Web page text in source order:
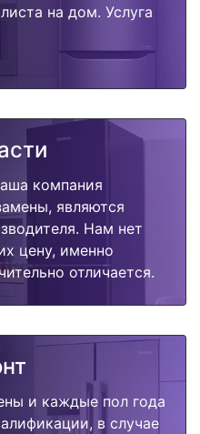
на дом. Услуга
компания
являются
Нам нет
цену, именно
отличается.
и каждые пол года
в случае